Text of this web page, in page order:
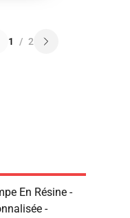
1 / 2
En Résine -
-